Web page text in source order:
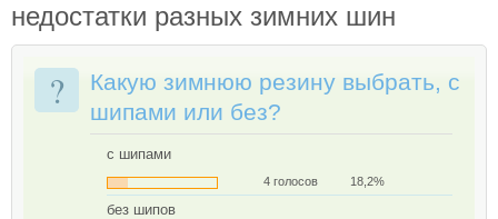
недостатки разных зимних шин
?
Какую зимнюю резину выбрать, с
шипами или без?
с шипами
4 голосов 18,2%
без шипов